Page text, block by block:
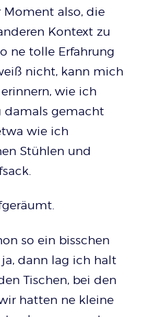
Moment also, die
Kontext zu
ne tolle Erfahrung
nicht, kann mich
wie ich
damals gemacht
wie ich
Stühlen und
so ein bisschen
ja, dann lag ich halt
Tischen, bei den
hatten ne kleine